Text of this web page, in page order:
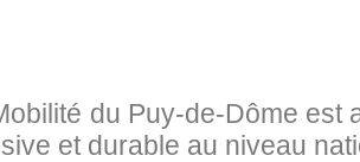
du Puy-de-Dôme est
et durable au niveau